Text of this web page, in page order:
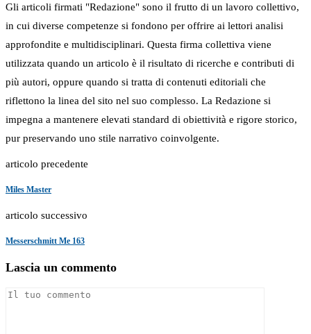
Gli articoli firmati "Redazione" sono il frutto di un lavoro collettivo,
in cui diverse competenze si fondono per offrire ai lettori analisi
approfondite e multidisciplinari. Questa firma collettiva viene
utilizzata quando un articolo è il risultato di ricerche e contributi di
più autori, oppure quando si tratta di contenuti editoriali che
riflettono la linea del sito nel suo complesso. La Redazione si
impegna a mantenere elevati standard di obiettività e rigore storico,
pur preservando uno stile narrativo coinvolgente.
articolo precedente
Miles Master
articolo successivo
Messerschmitt Me 163
Lascia un commento